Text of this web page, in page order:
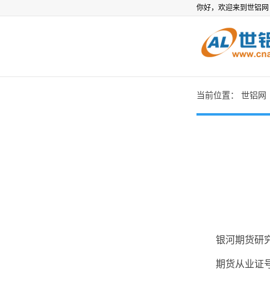
你好，欢迎来到世铝网
当前位置： 世铝网
银河期货研
期货从业证号